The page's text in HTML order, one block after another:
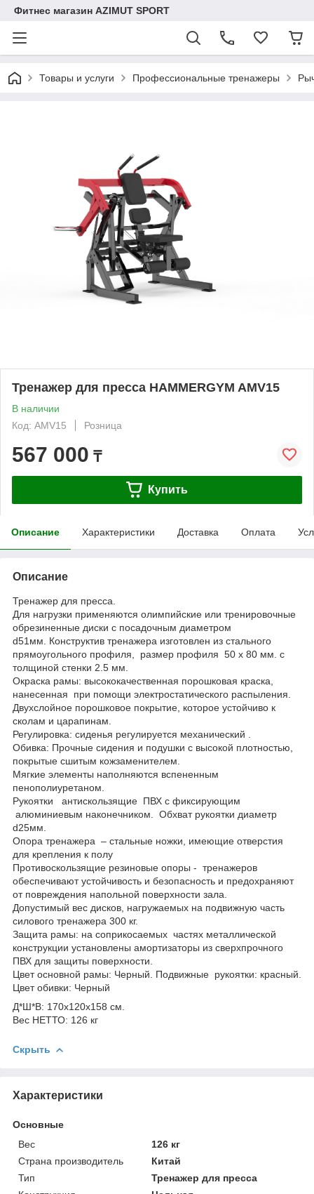
Фитнес магазин AZIMUT SPORT
Товары и услуги Профессиональные тренажеры
Тренажер для пресса HAMMERGYM AMV15
В наличии
Код: AMV15
Розница
567 000 ₸
Купить
Описание Характеристики Доставка Оплата
Описание
Тренажер для пресса.
Для нагрузки применяются олимпийские или тренировочные
обрезиненные диски с посадочным диаметром
d51мм. Конструктив тренажера изготовлен из стального
прямоугольного профиля, размер профиля 50 х 80 мм. с
толщиной стенки 2.5 мм.
Окраска рамы: высококачественная порошковая краска,
нанесенная при помощи электростатического распыления.
Двухслойное порошковое покрытие, которое устойчиво к
сколам и царапинам.
Регулировка: сиденья регулируется механический .
Обивка: Прочные сидения и подушки с высокой плотностью,
покрытые сшитым кожзаменителем.
Мягкие элементы наполняются вспененным
пенополиуретаном.
Рукоятки антискользящие ПВХ с фиксирующим
алюминиевым наконечником. Обхват рукоятки диаметр
d25мм.
Опора тренажера – стальные ножки, имеющие отверстия
для крепления к полу
Противоскользящие резиновые опоры - тренажеров
обеспечивают устойчивость и безопасность и предохраняют
от повреждения напольной поверхности зала.
Допустимый вес дисков, нагружаемых на подвижную часть
силового тренажера 300 кг.
Защита рамы: на соприкосаемых частях металлической
конструкции установлены амортизаторы из сверхпрочного
ПВХ для защиты поверхности.
Цвет основной рамы: Черный. Подвижные рукоятки: красный.
Цвет обивки: Черный
Д*Ш*В: 170x120x158 см.
Вес НЕТТО: 126 кг
Скрыть
Характеристики
Основные
Вес
126 кг
Страна производитель
Китай
Тип
Тренажер для пресса